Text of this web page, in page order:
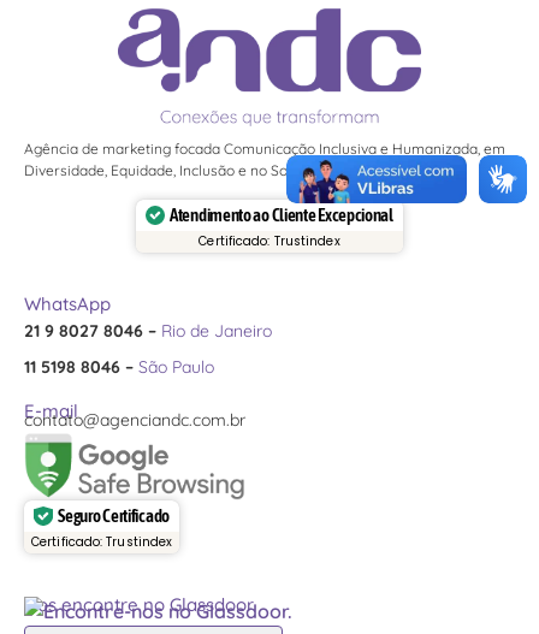
Agência de marketing focada Comunicação Inclusiva e Humanizada, em
Diversidade, Equidade, Inclusão e no Social do ESG.
Atendimento ao Cliente Excepcional
Certificado: Trustindex
WhatsApp
21 9 8027 8046 – Rio de Janeiro
11 5198 8046 – São Paulo
E-mail
contato@agenciandc.com.br
Seguro Certificado
Certificado: Trustindex
Nos encontre no Glassdoor